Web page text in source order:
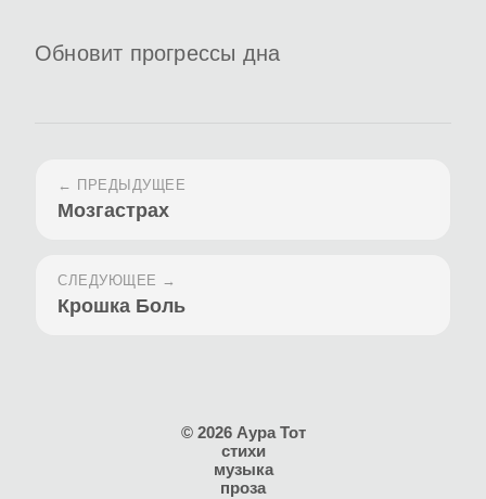
Обновит прогрессы дна
← ПРЕДЫДУЩЕЕ
Мозгастрах
СЛЕДУЮЩЕЕ →
Крошка Боль
© 2026 Аура Тот
стихи
музыка
проза